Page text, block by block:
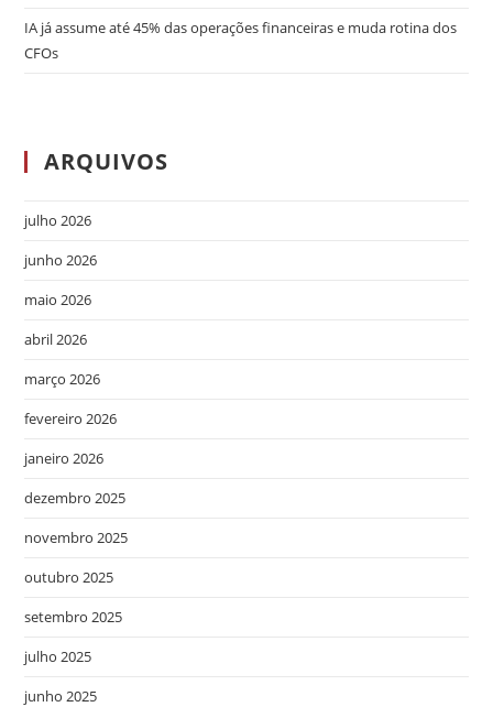
IA já assume até 45% das operações financeiras e muda rotina dos
CFOs
ARQUIVOS
julho 2026
junho 2026
maio 2026
abril 2026
março 2026
fevereiro 2026
janeiro 2026
dezembro 2025
novembro 2025
outubro 2025
setembro 2025
julho 2025
junho 2025